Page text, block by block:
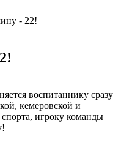
- 22!
воспитаннику сразу
кемеровской и
спорта, игроку команды